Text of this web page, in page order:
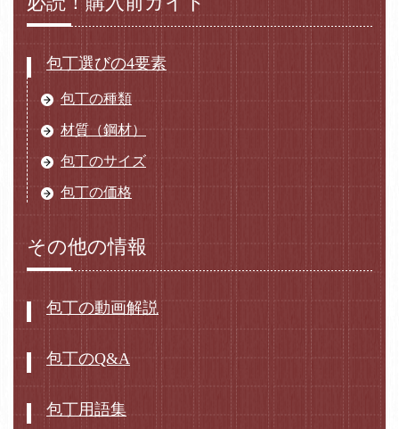
包丁選びの4要素
包丁の種類
材質（鋼材）
包丁のサイズ
包丁の価格
その他の情報
包丁の動画解説
包丁のQ&A
包丁用語集